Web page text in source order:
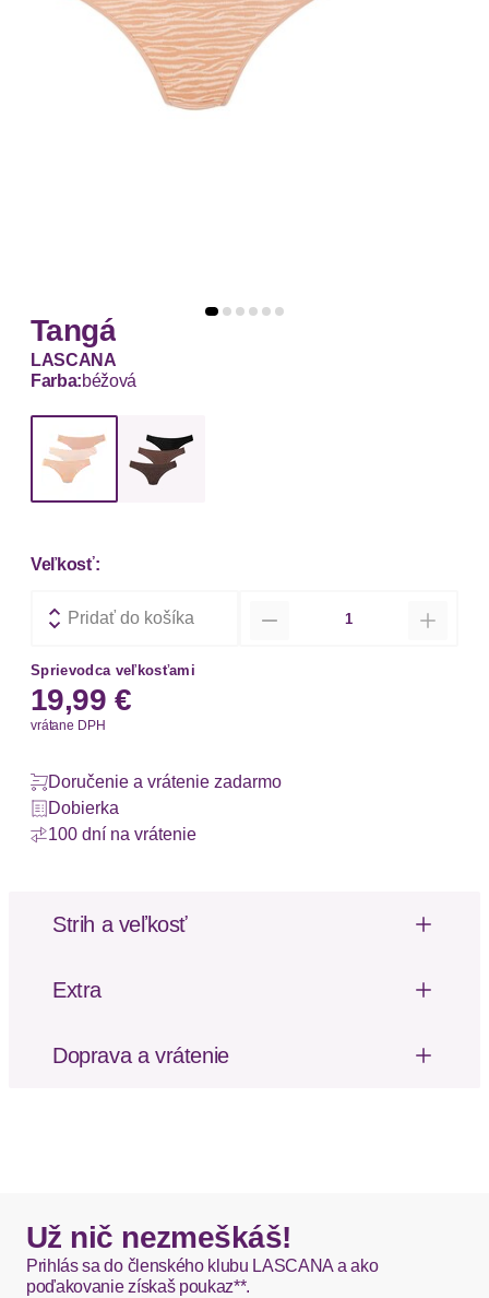
Tangá
LASCANA
Farba:béžová
Veľkosť:
Pridať do košíka
Sprievodca veľkosťami
19,99 €
vrátane DPH
Doručenie a vrátenie zadarmo
Dobierka
100 dní na vrátenie
Strih a veľkosť
Výška pásu: Stredne vysoký pás
Extra
Doprava a vrátenie
Okamžite dostupné položky sú zvyčajne doručené
kuriérom DHL do 1-3 pracovných dní.
Už nič nezmeškáš!
Prihlás sa do členského klubu LASCANA a ako
poďakovanie získaš poukaz**.